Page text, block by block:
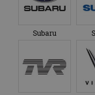
Subaru